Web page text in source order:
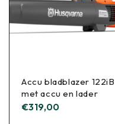
Accu bladblazer 122iB
met accu en lader
€319,00